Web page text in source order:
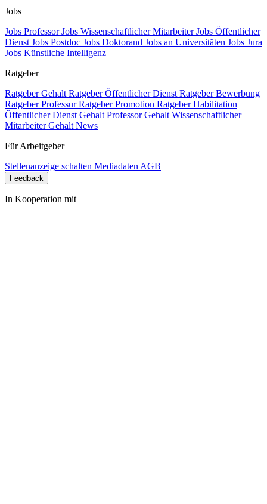
Jobs
Jobs ProfessorJobs Wissenschaftlicher MitarbeiterJobs Öffentlicher
Dienst Jobs Postdoc Jobs Doktorand Jobs an Universitäten Jobs Jura
Jobs Künstliche Intelligenz
Ratgeber
Ratgeber Gehalt Ratgeber Öffentlicher Dienst Ratgeber Bewerbung
Ratgeber ProfessurRatgeber Promotion Ratgeber Habilitation
Öffentlicher Dienst Gehalt Professor Gehalt Wissenschaftlicher
Mitarbeiter Gehalt News
Für Arbeitgeber
Stellenanzeige schalten Mediadaten AGB
Feedback
In Kooperation mit